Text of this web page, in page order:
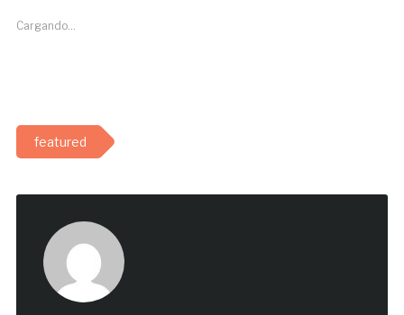
Cargando...
featured